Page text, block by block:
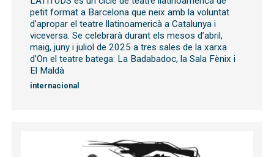
petit format a Barcelona que neix amb la voluntat
d’apropar el teatre llatinoamericà a Catalunya i
viceversa. Se celebrarà durant els mesos d’abril,
maig, juny i juliol de 2025 a tres sales de la xarxa
d’On el teatre batega: La Badabadoc, la Sala Fènix i
El Maldà
internacional